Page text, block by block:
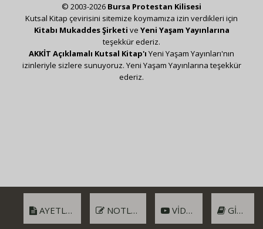
AYETLER NOTLAR VIDEO GIRIŞ
© 2003-2026 Bursa Protestan Kilisesi
Kutsal Kitap çevirisini sitemize koymamıza izin verdikleri için
Kitabı Mukaddes Şirketi ve Yeni Yaşam Yayınlarına
teşekkür ederiz.
AKKİT Açıklamalı Kutsal Kitap'ı Yeni Yaşam Yayınları'nın
izinleriyle sizlere sunuyoruz. Yeni Yaşam Yayınlarına teşekkür
ederiz.